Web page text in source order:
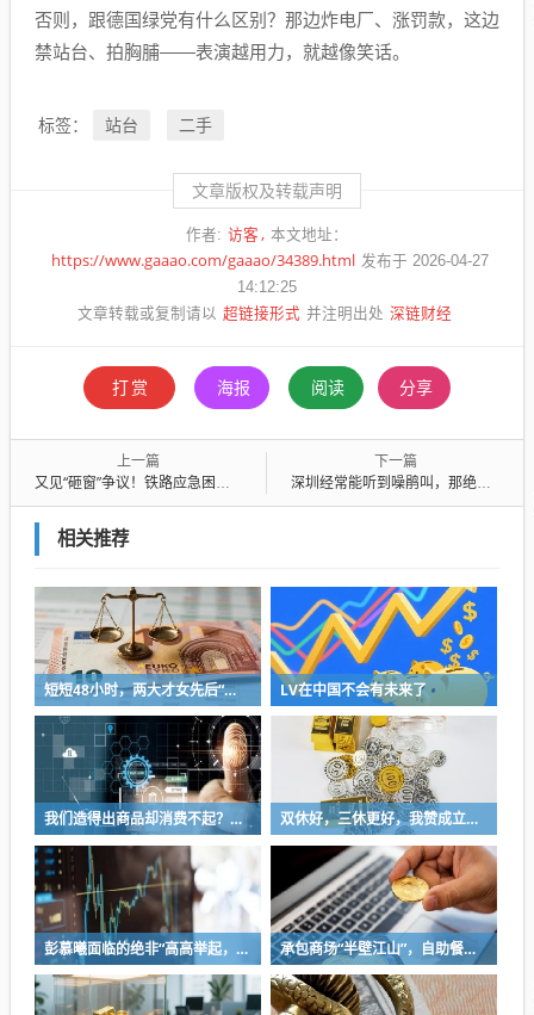
否则，跟德国绿党有什么区别？那边炸电厂、涨罚款，这边
禁站台、拍胸脯——表演越用力，就越像笑话。
标签： 站台 二手
文章版权及转载声明
作者: 访客 本文地址：
https://www.gaaao.com/gaaao/34389.html 发布于 2026-04-27
14:12:25
文章转载或复制请以 超链接形式 并注明出处 深链财经
打赏 海报 阅读 分享
上一篇
又见“砸窗”争议！铁路应急困局如何破
下一篇
深圳经常能听到噪鹃叫，那绝非一般叽叽喳喳的鸟叫可比，真的会让人烦躁
相关推荐
短短48小时，两大才女先后“翻车”！ LV在中国不会有未来了
我们造得出商品却消费不起？中国决不会是这样的！ 双休好，三休更好，我赞成立法强制双休
彭慕曦面临的绝非“高高举起，轻轻放下” 承包商场“半壁江山”，自助餐为什么越开越多？